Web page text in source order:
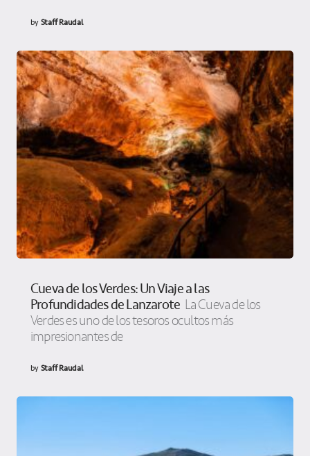
byStaff Raudal
Cueva de los Verdes: Un Viaje a las
Profundidades de Lanzarote La Cueva de los
Verdes es uno de los tesoros ocultos más
impresionantes de
byStaff Raudal